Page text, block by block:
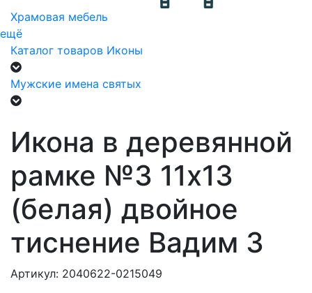
Храмовая мебель
ещё
Каталог товаров Иконы
Мужские имена святых
Икона в деревянной
рамке №3 11х13
(белая) двойное
тиснение Вадим 3
Артикул: 2040622-0215049